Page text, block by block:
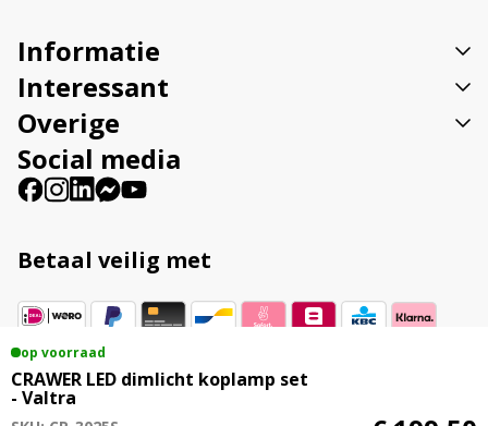
op voorraad
CRAWER LED dimlicht koplamp set
- Valtra
:
Informatie
Interessant
Overige
Social media
Betaal veilig met
Vestigingsadres
Veenweg 23B 9561 TL Ter Apel